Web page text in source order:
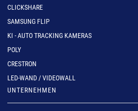
CLICKSHARE
SAMSUNG FLIP
KI - AUTO TRACKING KAMERAS
POLY
CRESTRON
LED-WAND / VIDEOWALL
UNTERNEHMEN